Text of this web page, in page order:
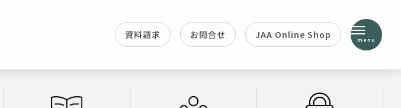
資料請求 お問合せ JAA Online Shop menu